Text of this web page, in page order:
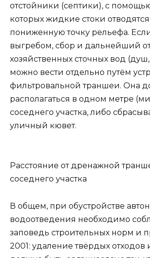
отстойники (септики), с
которых жидкие стоки
пониженную точку рельефа. Если
выгребом, сбор и дальнейший
хозяйственных сточных вод (душ,
можно вести отдельно путём
фильтровальной траншеи. Она
располагаться в одном метре
соседнего участка, либо
уличный кювет.
Расстояние от дренажной
соседнего участка
В общем, при обустройстве
водоотведения необходимо
заповедь строительных норм и
2001: удаление твёрдых отходов